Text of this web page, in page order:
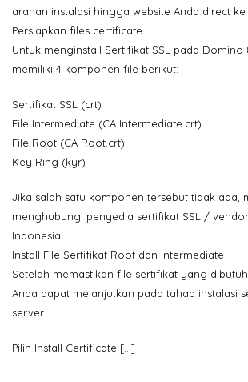
arahan instalasi hingga website Anda direct ke
Persiapkan files certificate
Untuk menginstall Sertifikat SSL pada Domino
memiliki 4 komponen file berikut:
Sertifikat SSL (crt)
File Intermediate (CA Intermediate.crt)
File Root (CA Root.crt)
Key Ring (kyr)
Jika salah satu komponen tersebut tidak ada,
menghubungi penyedia sertifikat SSL / vendor
Indonesia.
Install File Sertifikat Root dan Intermediate
Setelah memastikan file sertifikat yang
Anda dapat melanjutkan pada tahap instalasi
server.
Pilih Install Certificate […]